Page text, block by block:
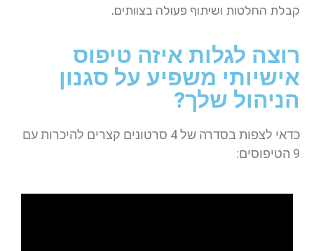
קבלת החלטות ושיתוף פעולה בצוותים.
רוצה לגלות איזה טיפוס
אישיותי משפיע על סגנון
הניהול שלך?
כדאי לצפות בסדרה של 4 סרטונים קצרים להיכרות עם
9 הטיפוסים: ​